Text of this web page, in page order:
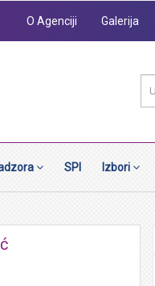
O Agenciji Galerija
SPI Izbori